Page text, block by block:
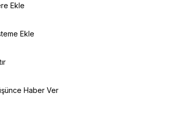
Ekle
Ekle
Haber Ver